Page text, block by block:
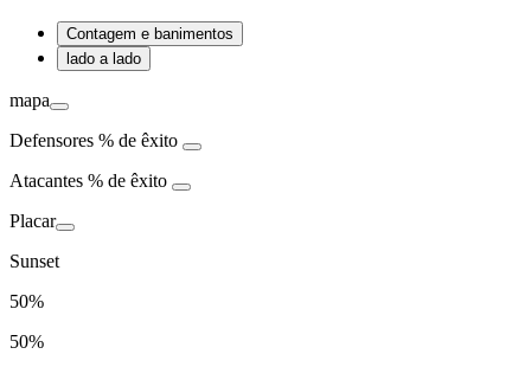
Contagem e banimentos
lado a lado
mapa
Defensores % de êxito
Atacantes % de êxito
Placar
Sunset
50%
50%